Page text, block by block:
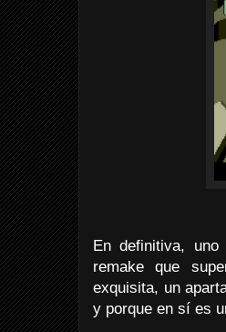
En definitiva,
remake que
exquisita, un
y porque en sí es